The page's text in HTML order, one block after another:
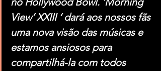
View’ XXIII ‘ dará aos nossos fãs
uma nova visão das músicas e
estamos ansiosos para
compartilhá-la com todos